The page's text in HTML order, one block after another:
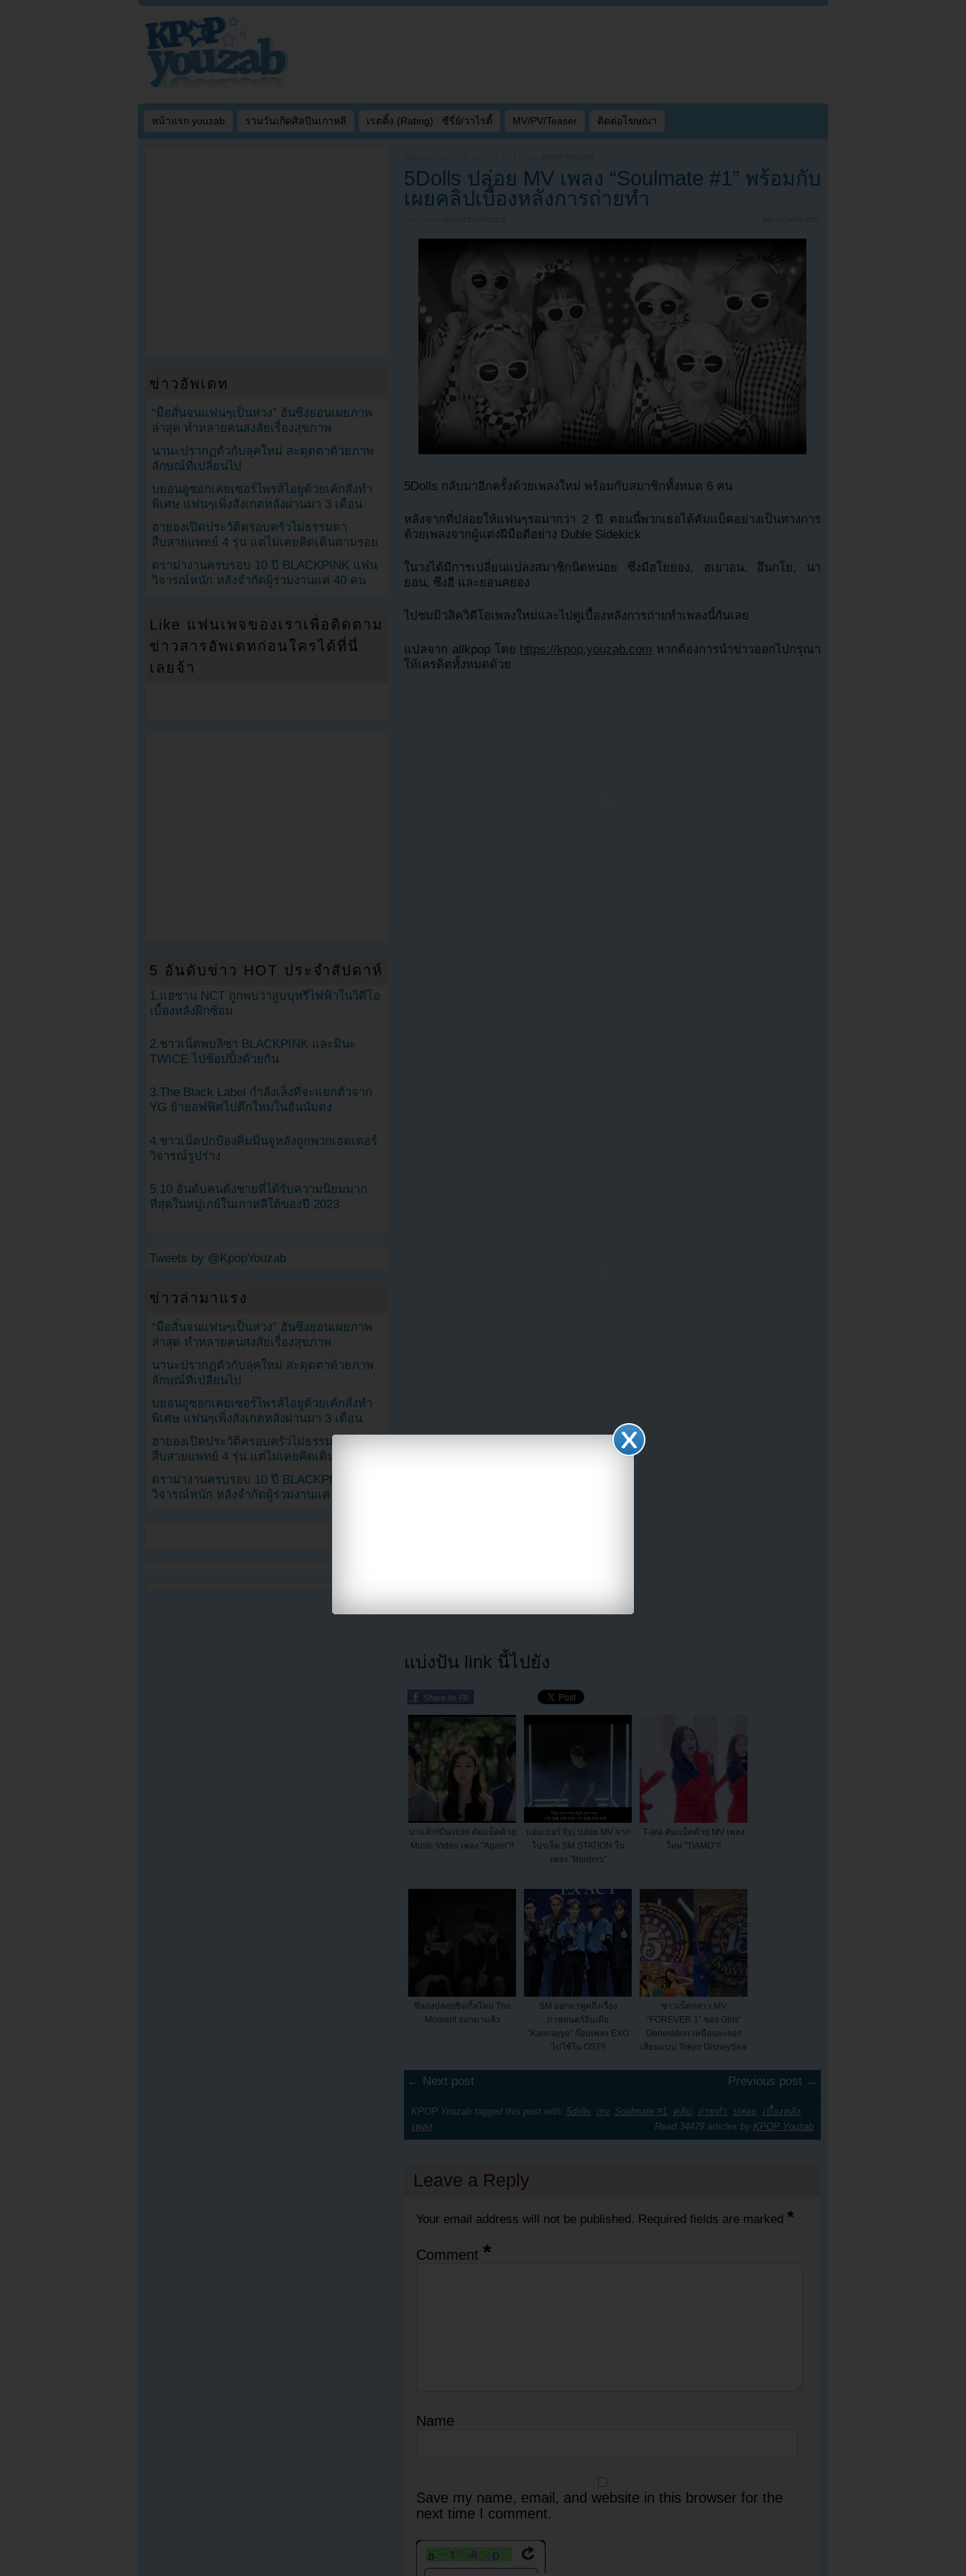
หน้าแรก youzab รวมวันเกิดศิลปินเกาหลี เรตติ้ง (Rating) : ซีรี่ย์/วาไรตี้ MV/PV/Teaser ติดต่อโฆษณา
KPOP YOUZAB
5Dolls ปล่อย MV เพลง “Soulmate #1” พร้อมกับ
เผยคลิปเบื้องหลังการถ่ายทำ
UNCATEGORIZED NO COMMENTS
5Dolls กลับมาอีกครั้งด้วยเพลงใหม่ พร้อมกับสมาชิกทั้งหมด 6 คน
หลังจากที่ปล่อยให้แฟนๆรอมากว่า 2 ปี ตอนนี้พวกเธอได้คัมแบ็คอย่างเป็นทางการ
ด้วยเพลงจากผู้แต่งฝีมือดีอย่าง Duble Sidekick
ในวงได้มีการเปลี่ยนแปลงสมาชิกนิดหน่อย ซึ่งมีฮโยยอง, ฮเยวอน, อึนกโย, นา
ยอน, ซึงฮี และยอนคยอง
ไปชมมิวสิควิดีโอเพลงใหม่และไปดูเบื้องหลังการถ่ายทำเพลงนี้กันเลย
แปลจาก allkpop โดย https://kpop.youzab.com หากต้องการนำข่าวออกไปกรุณา
ให้เครดิตทั้งหมดด้วย
แบ่งปัน link นี้ไปยัง
มาแล้ว!!Davichi คัมแบ็คด้วย
Music Video เพลง "Again"!!
แอมเบอร์ f(x) ปล่อย MV จาก
โปรเจ็ค SM STATION ใน
เพลง "Borders"
T-ara คัมแบ็คด้วย MV เพลง
ใหม่ "TIAMO"!!
ซึลองปล่อยซิงเกิ้ลใหม่ The
Moment ออกมาแล้ว
SM ออกมาพูดถึงเรื่อง
ภาพยนตร์อินเดีย
"Kannayya" ก๊อปเพลง EXO
ไปใช้ใน OST!!
ชาวเน็ตกล่าว MV
“FOREVER 1” ของ Girls'
Generation เหมือนจะลอก
เลียนแบบ Tokyo DisneySea
← Next post Previous post →
KPOP Youzab tagged this post with: 5dolls mv, Soulmate #1 คลิป, ถ่ายทำ ปล่อย เบื้องหลัง
เพลง
Read 34479 articles by KPOP Youzab
Leave a Reply
Your email address will not be published. Required fields are marked *
Comment *
Name
Save my name, email, and website in this browser for the
next time I comment.
ข่าวอัพเดท
“มือสั่นจนแฟนๆเป็นห่วง” ฮันซึงยอนเผยภาพ
ล่าสุด ทำหลายคนสงสัยเรื่องสุขภาพ
นานะปรากฏตัวกับลุคใหม่ สะดุดตาด้วยภาพ
ลักษณ์ที่เปลี่ยนไป
บยอนอูซอกเคยเซอร์ไพรส์ไอยูด้วยเค้กสั่งทำ
พิเศษ แฟนๆเพิ่งสังเกตหลังผ่านมา 3 เดือน
ฮายองเปิดประวัติครอบครัวไม่ธรรมดา
สืบสายแพทย์ 4 รุ่น แต่ไม่เคยคิดเดินตามรอย
ดราม่างานครบรอบ 10 ปี BLACKPINK แฟน
วิจารณ์หนัก หลังจำกัดผู้ร่วมงานแค่ 40 คน
Like แฟนเพจของเราเพื่อติดตาม
ข่าวสารอัพเดทก่อนใครได้ที่นี่
เลยจ้า
5 อันดับข่าว HOT ประจำสัปดาห์
1.แฮชาน NCT ถูกพบว่าสูบบุหรี่ไฟฟ้าในวิดีโอ
เบื้องหลังฝึกซ้อม
2.ชาวเน็ตพบลิซ่า BLACKPINK และมินะ
TWICE ไปช้อปปิ้งด้วยกัน
3.The Black Label กำลังเล็งที่จะแยกตัวจาก
YG ย้ายอฟฟิศไปตึกใหม่ในฮันนัมดง
4.ชาวเน็ตปกป้องคิมมินจูหลังถูกพวกเฮดเตอร์
วิจารณ์รูปร่าง
5.10 อันดับคนดังชายที่ได้รับความนิยมมาก
ที่สุดในหมู่เกย์ในเกาหลีใต้ของปี 2023
Tweets by @KpopYouzab
ข่าวล่ามาแรง
“มือสั่นจนแฟนๆเป็นห่วง” ฮันซึงยอนเผยภาพ
ล่าสุด ทำหลายคนสงสัยเรื่องสุขภาพ
นานะปรากฏตัวกับลุคใหม่ สะดุดตาด้วยภาพ
ลักษณ์ที่เปลี่ยนไป
บยอนอูซอกเคยเซอร์ไพรส์ไอยูด้วยเค้กสั่งทำ
พิเศษ แฟนๆเพิ่งสังเกตหลังผ่านมา 3 เดือน
ฮายองเปิดประวัติครอบครัวไม่ธรรมดา
สืบสายแพทย์ 4 รุ่น แต่ไม่เคยคิดเดินตามรอย
ดราม่างานครบรอบ 10 ปี BLACKPINK แฟน
วิจารณ์หนัก หลังจำกัดผู้ร่วมงานแค่ 40 คน